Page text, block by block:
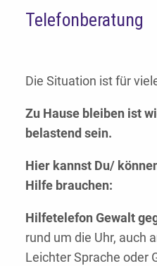
Telefonberatung
Die Situation ist für
Zu Hause bleiben ist
belastend sein.
Hier kannst Du/
Hilfe brauchen:
Hilfetelefon Gewalt
rund um die Uhr, auch
Leichter Sprache oder